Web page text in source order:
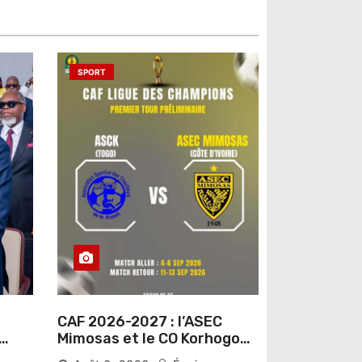
SPORT
CAF 2026-2027 : l’ASEC
Mimosas et le CO Korhogo
connaissent leur route vers